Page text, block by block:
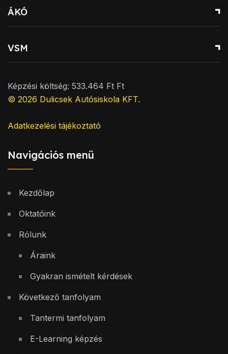
ÁKÓ
VSM
Képzési költség: 533.464 Ft Ft
© 2026 Dulicsek Autósiskola KFT.
Adatkezelési tájékoztató
Navigációs menü
Kezdőlap
Oktatóink
Rólunk
Áraink
Gyakran ismételt kérdések
Következő tanfolyam
Tantermi tanfolyam
E-Learning képzés